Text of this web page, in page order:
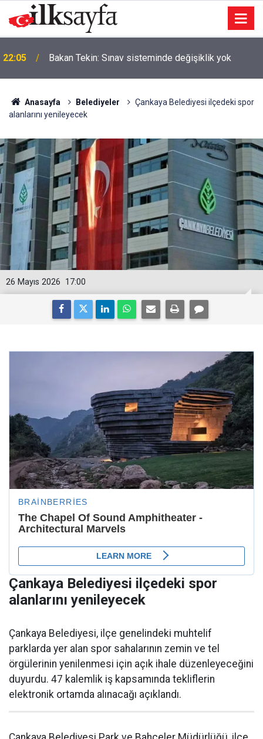
22:05 Bakan Tekin: Sınav sisteminde değişiklik yok
Anasayfa Belediyeler
Çankaya Belediyesi ilçedeki spor
alanlarını yenileyecek
17:00
26 Mayıs 2026
Çankaya Belediyesi ilçedeki spor
alanlarını yenileyecek
Çankaya Belediyesi, ilçe genelindeki muhtelif
parklarda yer alan spor sahalarının zemin ve tel
örgülerinin yenilenmesi için açık ihale düzenleyeceğini
duyurdu. 47 kalemlik iş kapsamında tekliflerin
elektronik ortamda alınacağı açıklandı.